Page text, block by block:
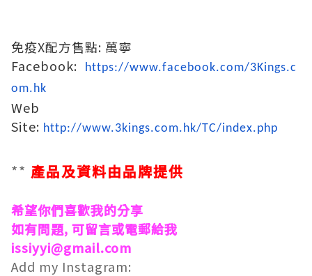
免疫X配方售點: 萬寧
Facebook:
https://www.facebook.com/3Kings.c
om.hk
Web
Site: http://www.3kings.com.hk/TC/index.php
** 產品及資料由品牌提供
希望你們喜歡我的分享
如有問題, 可留言或電郵給我
issiyyi@gmail.com
Add my Instagram: